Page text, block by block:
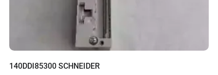
140DDI85300 SCHNEIDER